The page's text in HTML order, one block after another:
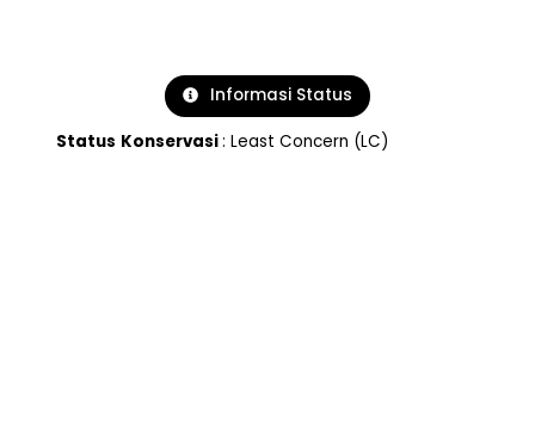
Informasi Status
Status Konservasi: Least Concern (LC)